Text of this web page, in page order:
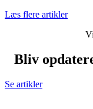
Læs flere artikler
Bliv
Se artikler